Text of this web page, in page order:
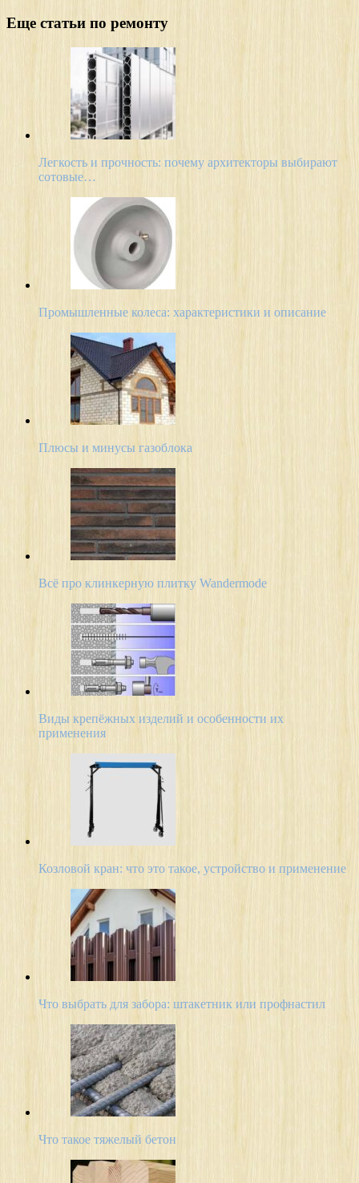
Еще статьи по ремонту
Легкость и прочность: почему архитекторы выбирают
сотовые…
Промышленные колеса: характеристики и описание
Плюсы и минусы газоблока
Всё про клинкерную плитку Wandermode
Виды крепёжных изделий и особенности их
применения
Козловой кран: что это такое, устройство и применение
Что выбрать для забора: штакетник или профнастил
Что такое тяжелый бетон